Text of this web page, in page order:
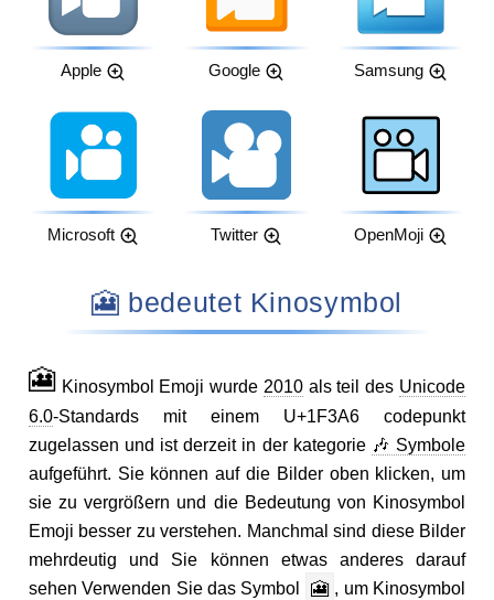
Apple Google Samsung
Microsoft Twitter OpenMoji
🎦 bedeutet Kinosymbol
🎦 Kinosymbol Emoji wurde 2010als teil des Unicode
6.0-Standards mit einem U+1F3A6 codepunkt
zugelassen und ist derzeit in der kategorie 🎶 Symbole
aufgeführt. Sie können auf die Bilder oben klicken, um
sie zu vergrößern und die Bedeutung von Kinosymbol
Emoji besser zu verstehen. Manchmal sind diese Bilder
mehrdeutig und Sie können etwas anderes darauf
sehen Verwenden Sie das Symbol
🎦 , um Kinosymbol